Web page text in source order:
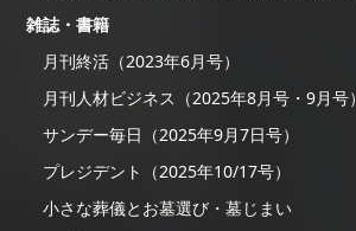
雑誌・書籍
月刊終活（2023年6月号）
月刊人材ビジネス（2025年8月号・9月号）
サンデー毎日（2025年9月7日号）
プレジデント（2025年10/17号）
小さな葬儀とお墓選び・墓じまい